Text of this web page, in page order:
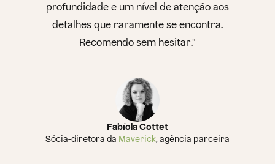
profundidade e um nível de atenção aos
detalhes que raramente se encontra.
Recomendo sem hesitar."
Fabíola Cottet
Sócia-diretora daMaverick, agência parceira